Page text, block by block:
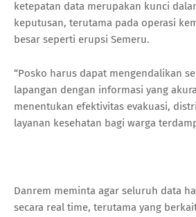
ketepatan data merupakan kunci
keputusan, terutama pada operasi
besar seperti erupsi Semeru.
“Posko harus dapat mengendalikan
lapangan dengan informasi yang
menentukan efektivitas evakuasi,
layanan kesehatan bagi warga
Danrem meminta agar seluruh data
secara real time, terutama yang